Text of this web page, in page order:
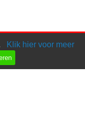
Klik hier voor meer